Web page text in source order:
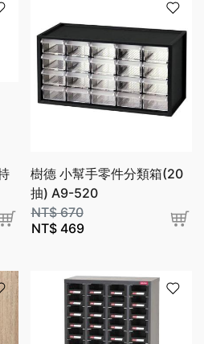
樹德 小幫手零件分類箱(20
抽) A9-520
NT$670
NT$469